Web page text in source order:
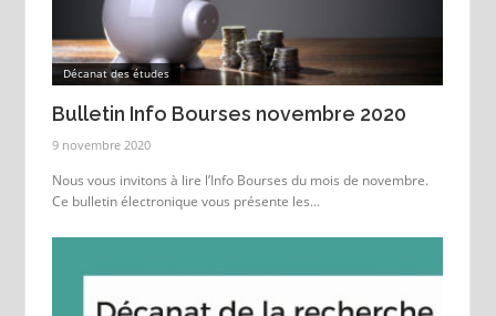
Décanat des études
Bulletin Info Bourses novembre 2020
9 novembre 2020
Nous vous invitons à lire l’Info Bourses du mois de novembre.
Ce bulletin électronique vous présente les...